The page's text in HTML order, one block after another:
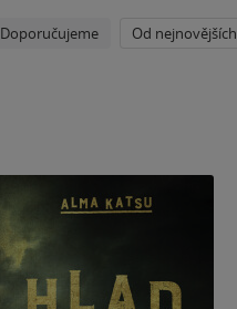
Doporučujeme Od nejnovějších